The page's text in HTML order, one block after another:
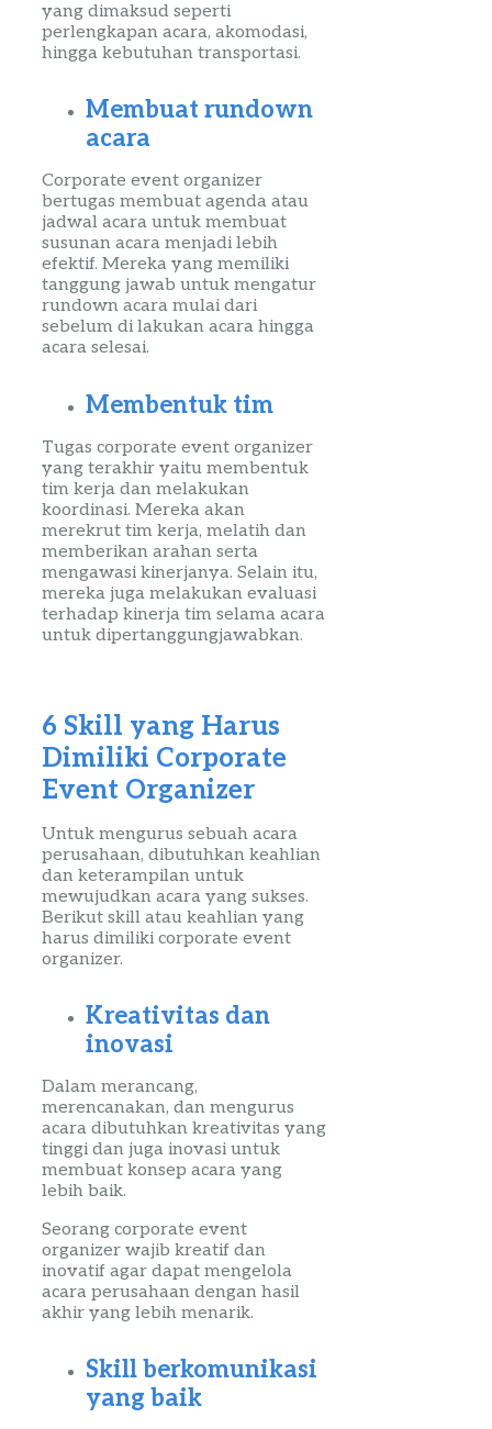
yang dimaksud seperti
perlengkapan acara, akomodasi,
hingga kebutuhan transportasi.
Membuatrundown
acara
Corporate event organizer
bertugas membuat agenda atau
jadwal acara untuk membuat
susunan acara menjadi lebih
efektif. Mereka yang memiliki
tanggung jawab untuk mengatur
rundown acara mulai dari
sebelum di lakukan acara hingga
acara selesai.
Membentuk tim
Tugas corporate event organizer
yang terakhir yaitu membentuk
tim kerja dan melakukan
koordinasi. Mereka akan
merekrut tim kerja, melatih dan
memberikan arahan serta
mengawasi kinerjanya. Selain itu,
mereka juga melakukan evaluasi
terhadap kinerja tim selama acara
untuk dipertanggungjawabkan.
6 Skill yang Harus
Dimiliki Corporate
Event Organizer
Untuk mengurus sebuah acara
perusahaan, dibutuhkan keahlian
dan keterampilan untuk
mewujudkan acara yang sukses.
Berikut skill atau keahlian yang
harus dimiliki corporate event
organizer.
Kreativitas dan
inovasi
Dalam merancang,
merencanakan, dan mengurus
acara dibutuhkan kreativitas yang
tinggi dan juga inovasi untuk
membuat konsep acara yang
lebih baik.
Seorang corporate event
organizer wajib kreatif dan
inovatif agar dapat mengelola
acara perusahaan dengan hasil
akhir yang lebih menarik.
Skillberkomunikasi
yang baik